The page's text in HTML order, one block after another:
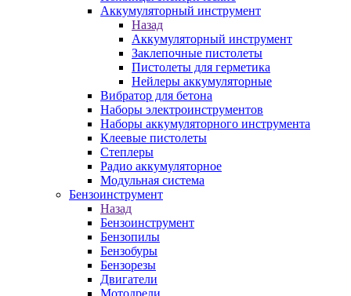
Аккумуляторный инструмент
Назад
Аккумуляторный инструмент
Заклепочные пистолеты
Пистолеты для герметика
Нейлеры аккумуляторные
Вибратор для бетона
Наборы электроинструментов
Наборы аккумуляторного инструмента
Клеевые пистолеты
Степлеры
Радио аккумуляторное
Модульная система
Бензоинструмент
Назад
Бензоинструмент
Бензопилы
Бензобуры
Бензорезы
Двигатели
Мотодрели